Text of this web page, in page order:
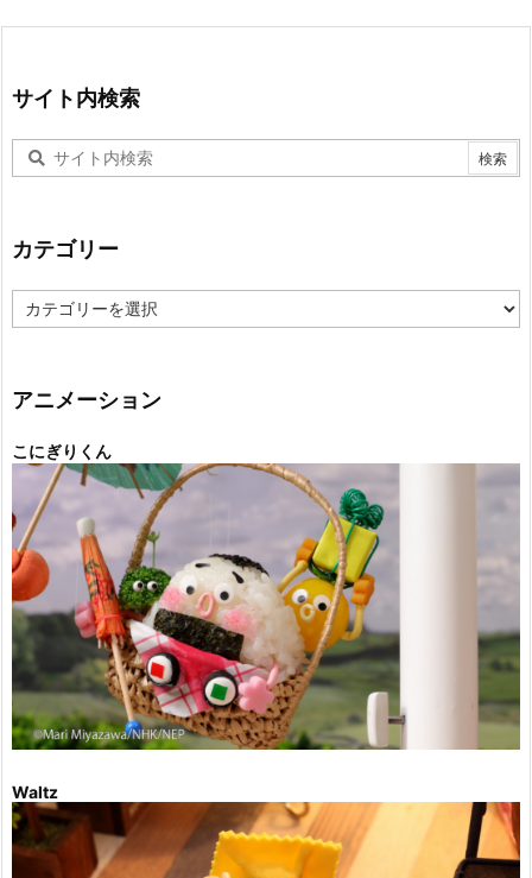
サイト内検索
カテゴリー
テ
ー
アニメーション
こにぎりくん
Waltz